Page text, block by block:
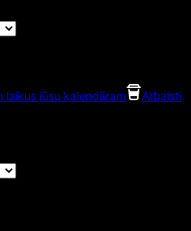
laikus jūsu kalendāram
Atbalsti